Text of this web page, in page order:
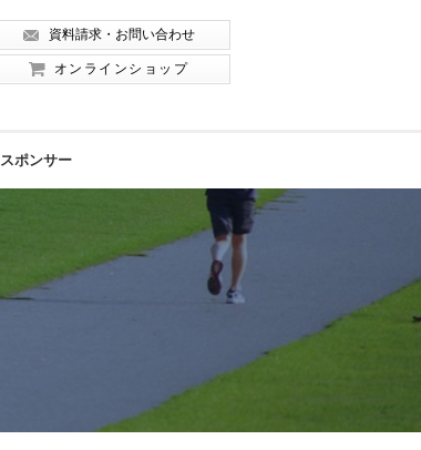
資料請求・お問い合わせ
オンラインショップ
スポンサー